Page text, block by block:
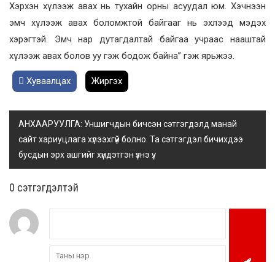
Хэрхэн хүлээж авах нь тухайн орны асуудал юм. Хэчнээн
эмч хүлээж авах боломжтой байгааг нь эхлээд мэдэх
хэрэгтэй. Эмч нар дутагдалтай байгаа учраас нааштай
хүлээж авах болов уу гэж бодож байна” гэж ярьжээ.
Хуваалцах Жиргэх
АНХААРУУЛГА: Уншигчдын бичсэн сэтгэгдэлд манай
сайт хариуцлага хүлээхгүй болно. Та сэтгэгдэл бичихдээ
бусдын эрх ашгийг хүндэтгэн үзнэ үү.
0 cэтгэгдэлтэй